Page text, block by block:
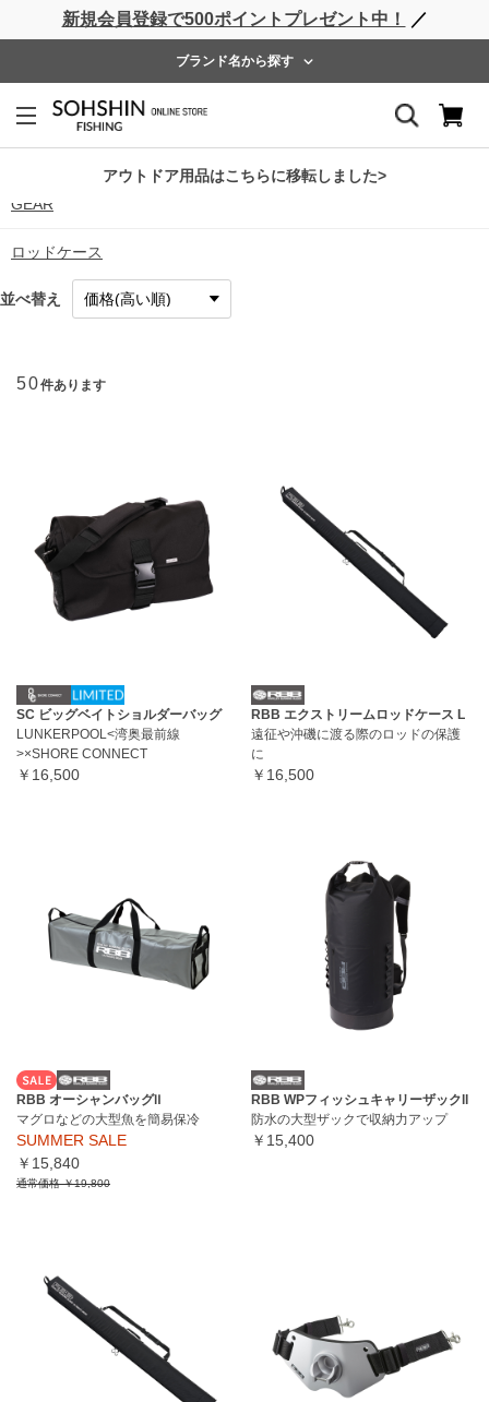
新規会員登録で500ポイントプレゼント中！ ／
ブランド名から探す
アウトドア用品はこちらに移転しました>
ライフベスト ウェーダー レインウェア フットウェア
UTILITY
並べ替え
50件あります
SC ビッグベイトショルダーバッグ
LUNKERPOOL<湾奥最前線
>×SHORE CONNECT
￥16,500
RBB エクストリームロッドケース L
遠征や沖磯に渡る際のロッドの保護
に
￥16,500
RBB オーシャンバッグⅡ
マグロなどの大型魚を簡易保冷
SUMMER SALE
￥15,840
通常価格￥19,800
RBB WPフィッシュキャリーザックll
防水の大型ザックで収納力アップ
￥15,400
GEAR
ロッドケース